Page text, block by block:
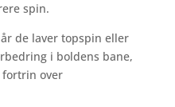
spin.
de laver topspin eller
i boldens bane,
fortrin over